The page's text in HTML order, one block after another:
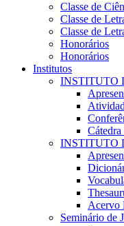
Classe de
Classe de
Classe de
Honorários
Honorários
Institutos
INSTITUTO
INSTITUTO
Acervo
Seminário de